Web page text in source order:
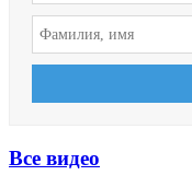
Все видео